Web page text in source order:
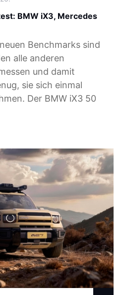
BMW iX3, Mercedes
Benchmarks sind
alle anderen
und damit
sie sich einmal
Der BMW iX3 50